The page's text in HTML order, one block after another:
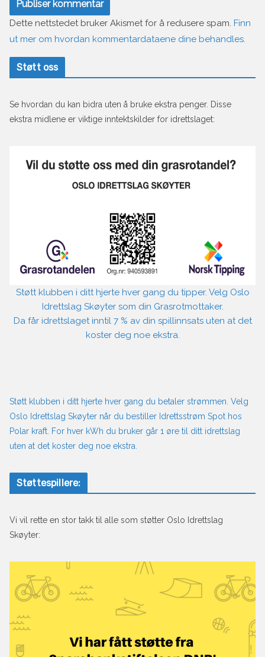
Dette nettstedet bruker Akismet for å redusere spam. Finn
ut mer om hvordan kommentardataene dine behandles.
Støtt oss
Se hvordan du kan bidra uten å bruke ekstra penger. Disse
ekstra midlene er viktige inntektskilder for idrettslaget:
Støtt klubben i ditt hjerte hver gang du tipper. Velg Oslo
Idrettslag Skøyter som din Grasrotmottaker.
Da får idrettslaget inntil 7 % av din spillinnsats uten at det
koster deg noe ekstra.
Støtt klubben i ditt hjerte hver gang du betaler strømmen. Velg
Oslo Idrettslag Skøyter når du bestiller Idrettsstrøm Spot hos
Polar kraft. For hver kWh du bruker går 1 øre til ditt idrettslag
uten at det koster deg noe ekstra.
Støttespillere:
Vi vil rette en stor takk til alle som støtter Oslo Idrettslag
Skøyter: